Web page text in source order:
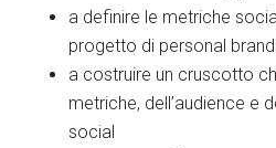
a definire le metriche
progetto di personal
a costruire un cruscotto
metriche, dell’audience e
social